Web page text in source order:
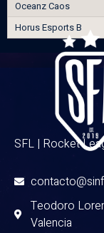
Oceanz Caos
Horus Esports B
SFL | Rocket
Teodoro
Valencia